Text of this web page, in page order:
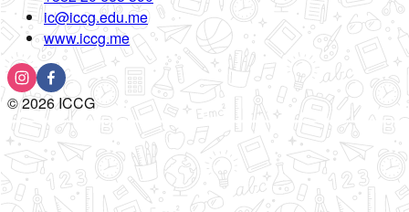
ic@iccg.edu.me
www.iccg.me
©2026ICCG